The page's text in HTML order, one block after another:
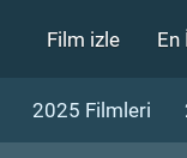
Film izle En
2025 Filmleri